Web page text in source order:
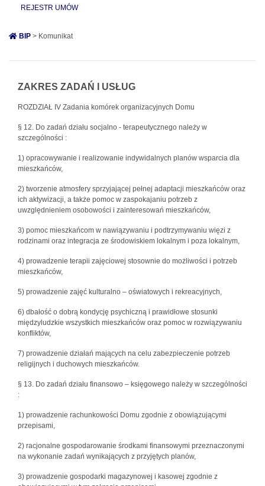
REJESTR UMÓW
BIP > Komunikat
ZAKRES ZADAŃ I USŁUG
ROZDZIAŁ IV Zadania komórek organizacyjnych Domu
§ 12. Do zadań działu socjalno - terapeutycznego należy w
szczególności :
1) opracowywanie i realizowanie indywidalnych planów wsparcia dla
mieszkańców,
2) tworzenie atmosfery sprzyjającej pełnej adaptacji mieszkańców oraz
ich aktywizacji, a także pomoc w zaspokajaniu potrzeb z
uwzględnieniem osobowości i zainteresowań mieszkańców,
3) pomoc mieszkańcom w nawiązywaniu i podtrzymywaniu więzi z
rodzinami oraz integracja ze środowiskiem lokalnym i poza lokalnym,
4) prowadzenie terapii zajęciowej stosownie do możliwości i potrzeb
mieszkańców,
5) prowadzenie zajęć kulturalno – oświatowych i rekreacyjnych,
6) dbałość o dobrą kondycję psychiczną i prawidłowe stosunki
międzyludzkie wszystkich mieszkańców oraz pomoc w rozwiązywaniu
konfliktów,
7) prowadzenie działań mających na celu zabezpieczenie potrzeb
religijnych i duchowych mieszkańców.
§ 13. Do zadań działu finansowo – księgowego należy w szczególności
:
1) prowadzenie rachunkowości Domu zgodnie z obowiązującymi
przepisami,
2) racjonalne gospodarowanie środkami finansowymi przeznaczonymi
na wykonanie zadań wynikających z przyjętych planów,
3) prowadzenie gospodarki magazynowej i kasowej zgodnie z